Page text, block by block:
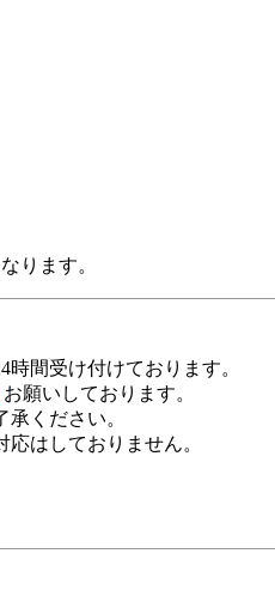
ります。
間受け付けております。
お願いしております。
ください。
はしておりません。